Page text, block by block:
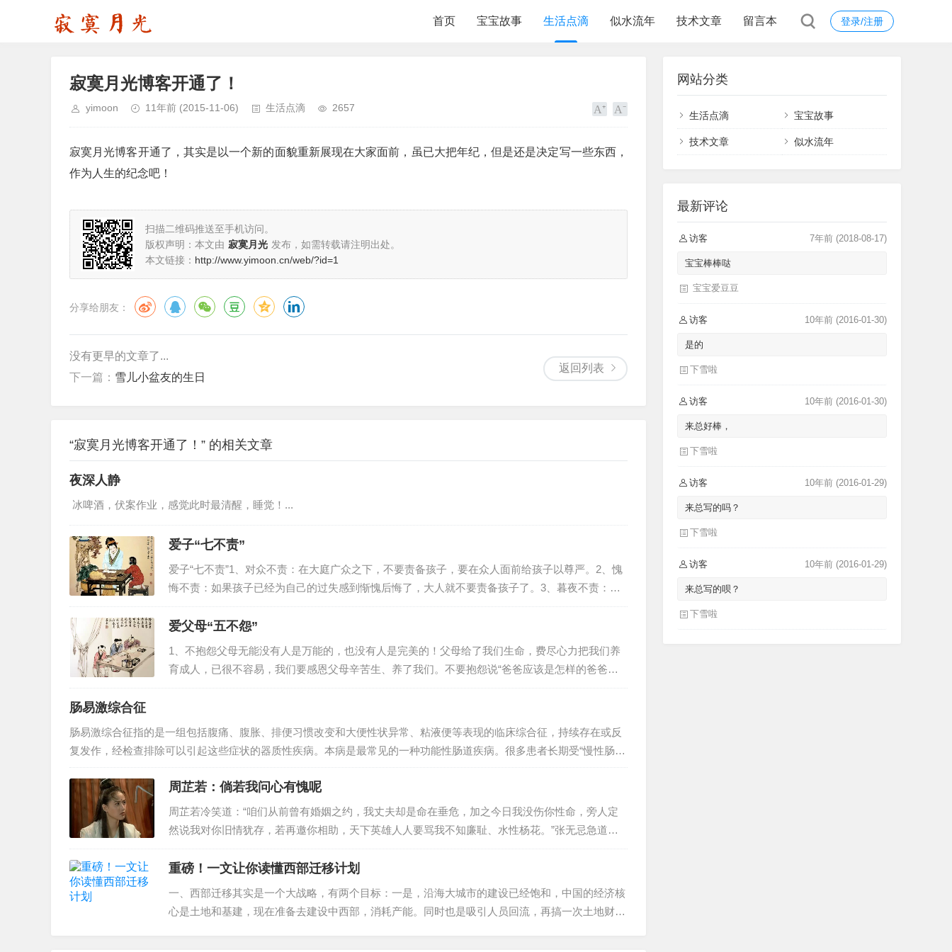
登录/注册
首页 宝宝故事 生活点滴 似水流年 技术文章 留言本
寂寞月光博客开通了！
yimoon 11年前 (2015-11-06) 生活点滴 2657
寂寞月光博客开通了，其实是以一个新的面貌重新展现在大家面前，虽已大把年纪，但是还是决定写一些东西，
作为人生的纪念吧！
扫描二维码推送至手机访问。
版权声明：本文由 寂寞月光 发布，如需转载请注明出处。
本文链接： http://www.yimoon.cn/web/?id=1
分享给朋友：
返回列表
没有更早的文章了...
下一篇： 雪儿小盆友的生日
“寂寞月光博客开通了！” 的相关文章
夜深人静
冰啤酒，伏案作业，感觉此时最清醒，睡觉！...
爱子“七不责”
爱子“七不责”1、对众不责：在大庭广众之下，不要责备孩子，要在众人面前给孩子以尊严。2、愧
悔不责：如果孩子已经为自己的过失感到惭愧后悔了，大人就不要责备孩子了。3、暮夜不责：晚
上睡觉前不要责备孩子。此时责备他，孩子带着沮丧失落的情绪上床，要么夜不成寐，要么噩梦连
连。4、饮食不责：正吃饭的时候不要责备...
爱父母“五不怨”
1、不抱怨父母无能没有人是万能的，也没有人是完美的！父母给了我们生命，费尽心力把我们养
育成人，已很不容易，我们要感恩父母辛苦生、养了我们。不要抱怨说“爸爸应该是怎样的爸爸，
妈妈应该是怎样的妈妈”，应该真诚地说：“我接受，你们就是这样；我接受，是我选择了你们；我
肠易激综合征
肠易激综合征指的是一组包括腹痛、腹胀、排便习惯改变和大便性状异常、粘液便等表现的临床综合征，持续存在或反
复发作，经检查排除可以引起这些症状的器质性疾病。本病是最常见的一种功能性肠道疾病。很多患者长期受“慢性肠
炎”的困惑很多患者患有慢性腹痛、或伴有腹胀、便秘、腹泻、黏膜液便等症状。去医院做肠镜检查，发...
周芷若：倘若我问心有愧呢
周芷若冷笑道：“咱们从前曾有婚姻之约，我丈夫却是命在垂危，加之今日我没伤你性命，旁人定
然说我对你旧情犹存，若再邀你相助，天下英雄人人要骂我不知廉耻、水性杨花。”张无忌急道：
“咱们只须问心无愧，旁人言语，理他作甚。”周芷若道：“倘若我问心有愧呢！”...
重磅！一文让你读懂西部迁移计划
一、西部迁移其实是一个大战略，有两个目标：一是，沿海大城市的建设已经饱和，中国的经济核
心是土地和基建，现在准备去建设中西部，消耗产能。同时也是吸引人员回流，再搞一次土地财
网站分类
生活点滴 宝宝故事
技术文章 似水流年
最新评论
访客 7年前 (2018-08-17)
宝宝棒棒哒
宝宝爱豆豆
访客 10年前 (2016-01-30)
是的
下雪啦
访客 10年前 (2016-01-30)
来总好棒，
下雪啦
访客 10年前 (2016-01-29)
来总写的吗？
下雪啦
访客 10年前 (2016-01-29)
来总写的呗？
下雪啦